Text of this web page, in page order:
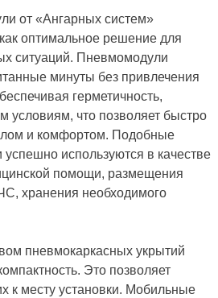
от «Ангарных систем»
оптимальное решение для
ситуаций. Пневмомодули
минуты без привлечения
герметичность,
условиям, что позволяет быстро
и комфортом. Подобные
используются в качестве
помощи, размещения
хранения необходимого
пневмокаркасных укрытий
Это позволяет
к месту установки. Мобильные